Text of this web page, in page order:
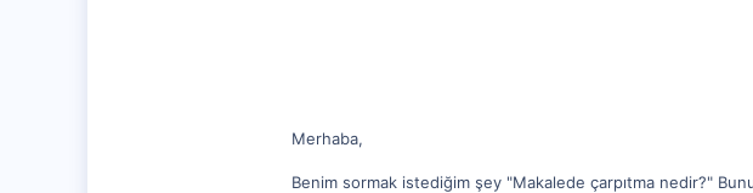
Merhaba,
Benim sormak istediğim şey "Makalede çarpıtma nedir?"